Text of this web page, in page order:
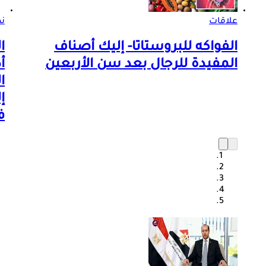
علاقات
الفواكه للبروستاتا- إليك أصناف
المفيدة للرجال بعد سن الأربعين